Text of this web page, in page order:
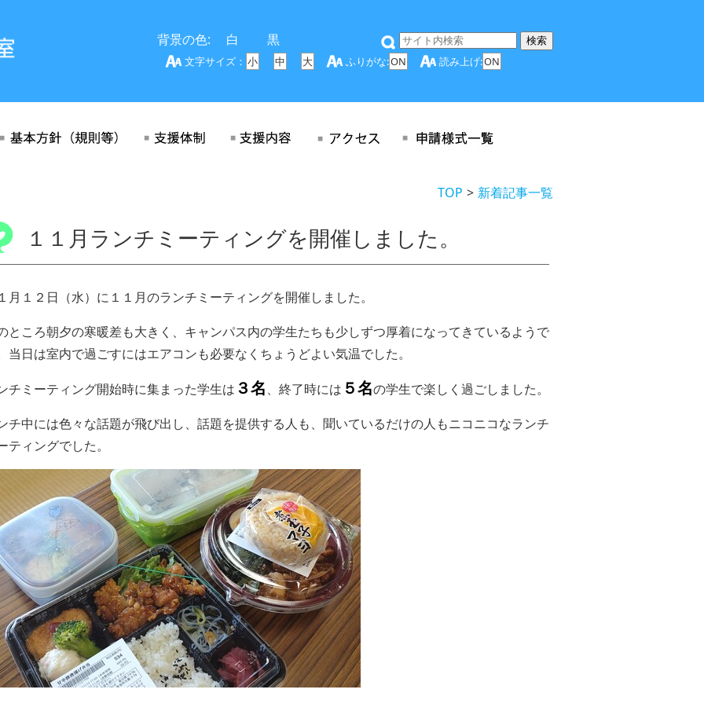
背景の色: 白 黒
文字サイズ： 小 中 大 ふりがな:ON 読み上げ:ON
TOP 新着記事一覧
１１月ランチミーティングを開催しました。
月１２日（水）に１１月のランチミーティングを開催しました。
ところ朝夕の寒暖差も大きく、キャンパス内の学生たちも少しずつ厚着になってきているようで
当日は室内で過ごすにはエアコンも必要なくちょうどよい気温でした。
チミーティング開始時に集まった学生は ３名、終了時には ５名の学生で楽しく過ごしました。
チ中には色々な話題が飛び出し、話題を提供する人も、聞いているだけの人もニコニコなランチ
ティングでした。